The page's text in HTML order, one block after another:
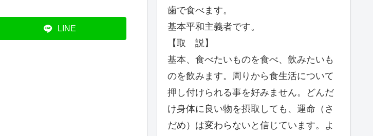
LINE
歯で食べます。
基本平和主義者です。
【取 説】
基本、食べたいものを食べ、飲みたいも
のを飲みます。周りから食生活について
押し付けられる事を好みません。どんだ
け身体に良い物を摂取しても、運命（さ
だめ）は変わらないと信じています。よ